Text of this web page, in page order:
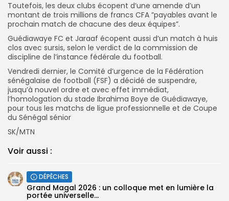
Toutefois, les deux clubs écopent d’une amende d’un
montant de trois millions de francs CFA ”payables avant le
prochain match de chacune des deux équipes”.
Guédiawaye FC et Jaraaf écopent aussi d’un match à huis
clos avec sursis, selon le verdict de la commission de
discipline de l’instance fédérale du football.
Vendredi dernier, le Comité d’urgence de la Fédération
sénégalaise de football (FSF) a décidé de suspendre,
jusqu’à nouvel ordre et avec effet immédiat,
l’homologation du stade Ibrahima Boye de Guédiawaye,
pour tous les matchs de ligue professionnelle et de Coupe
du Sénégal sénior
SK/MTN
Voir aussi :
DÉPÊCHES
Grand Magal 2026 : un colloque met en lumière la
portée universelle...